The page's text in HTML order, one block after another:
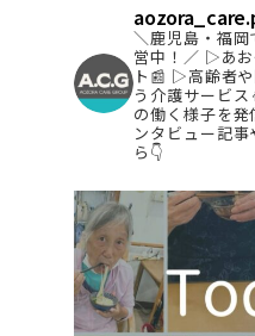
＼鹿児島・福岡
営中！／ ▷あお
ト📰 ▷高齢者や
う介護サービス
の働く様子を発
ンタビュー記
ら👇